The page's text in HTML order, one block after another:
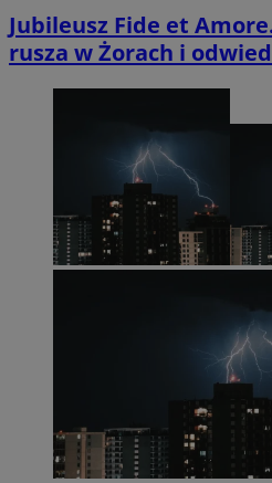
Jubileusz Fide et
rusza w Żorach i